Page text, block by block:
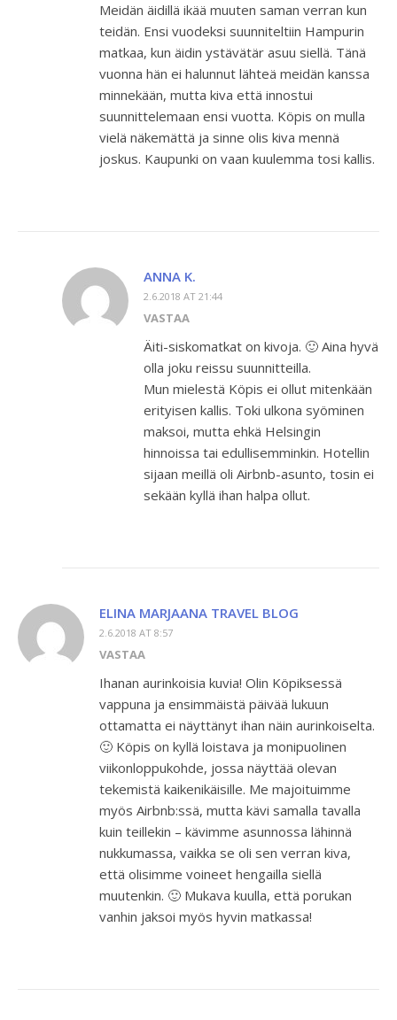
Meidän äidillä ikää muuten saman verran kun
teidän. Ensi vuodeksi suunniteltiin Hampurin
matkaa, kun äidin ystävätär asuu siellä. Tänä
vuonna hän ei halunnut lähteä meidän kanssa
minnekään, mutta kiva että innostui
suunnittelemaan ensi vuotta. Köpis on mulla
vielä näkemättä ja sinne olis kiva mennä
joskus. Kaupunki on vaan kuulemma tosi kallis.
ANNA K.
2.6.2018 AT 21:44
VASTAA
Äiti-siskomatkat on kivoja. 🙂 Aina hyvä
olla joku reissu suunnitteilla.
Mun mielestä Köpis ei ollut mitenkään
erityisen kallis. Toki ulkona syöminen
maksoi, mutta ehkä Helsingin
hinnoissa tai edullisemminkin. Hotellin
sijaan meillä oli Airbnb-asunto, tosin ei
sekään kyllä ihan halpa ollut.
ELINA MARJAANA TRAVEL BLOG
2.6.2018 AT 8:57
VASTAA
Ihanan aurinkoisia kuvia! Olin Köpiksessä
vappuna ja ensimmäistä päivää lukuun
ottamatta ei näyttänyt ihan näin aurinkoiselta.
🙂 Köpis on kyllä loistava ja monipuolinen
viikonloppukohde, jossa näyttää olevan
tekemistä kaikenikäisille. Me majoituimme
myös Airbnb:ssä, mutta kävi samalla tavalla
kuin teillekin – kävimme asunnossa lähinnä
nukkumassa, vaikka se oli sen verran kiva,
että olisimme voineet hengailla siellä
muutenkin. 🙂 Mukava kuulla, että porukan
vanhin jaksoi myös hyvin matkassa!